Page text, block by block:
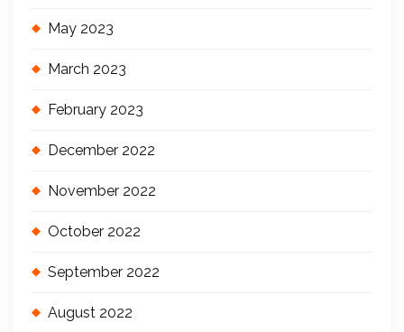
May 2023
March 2023
February 2023
December 2022
November 2022
October 2022
September 2022
August 2022